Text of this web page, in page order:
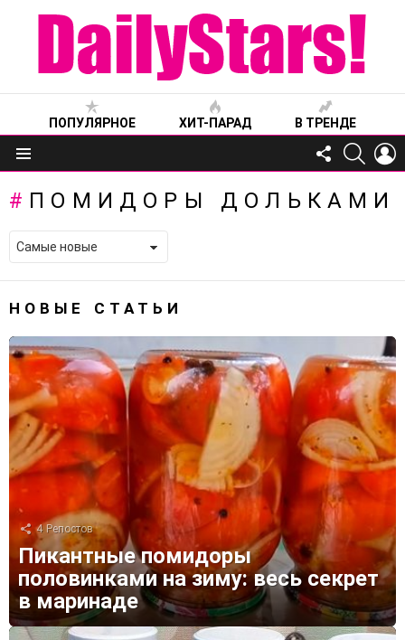
ПОПУЛЯРНОЕ ХИТ-ПАРАД В ТРЕНДЕ
Меню
FOLLOW
US
ПОМИДОРЫ ДОЛЬКАМИ
НОВЫЕ СТАТЬИ
4 Репостов
Пикантные помидоры
половинками на зиму: весь секрет
в маринаде